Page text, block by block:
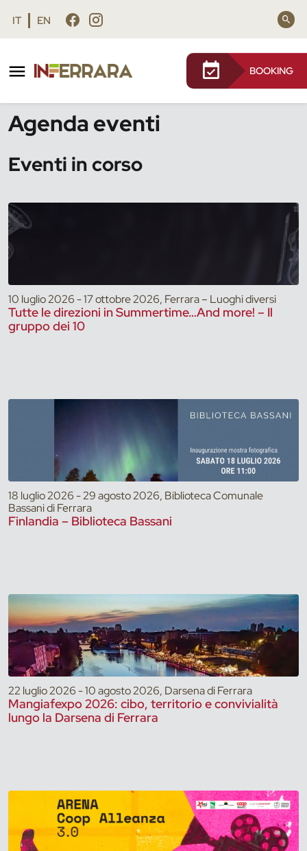
Vai al contenuto principale
Vai al footer
IT EN
BOOKING
Agenda eventi
Eventi in corso
10 luglio 2026 - 17 ottobre 2026, Ferrara – Luoghi diversi
Tutte le direzioni in Summertime…And more! – Il
gruppo dei 10
18 luglio 2026 - 29 agosto 2026, Biblioteca Comunale
Bassani di Ferrara
Finlandia – Biblioteca Bassani
22 luglio 2026 - 10 agosto 2026, Darsena di Ferrara
Mangiafexpo 2026: cibo, territorio e convivialità
lungo la Darsena di Ferrara